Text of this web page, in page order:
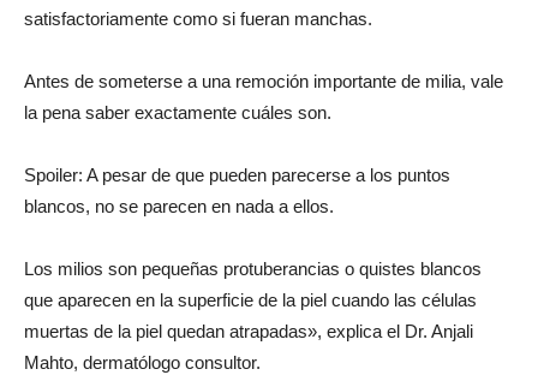
satisfactoriamente como si fueran manchas.
Antes de someterse a una remoción importante de milia, vale
la pena saber exactamente cuáles son.
Spoiler: A pesar de que pueden parecerse a los puntos
blancos, no se parecen en nada a ellos.
Los milios son pequeñas protuberancias o quistes blancos
que aparecen en la superficie de la piel cuando las células
muertas de la piel quedan atrapadas», explica el Dr. Anjali
Mahto, dermatólogo consultor.